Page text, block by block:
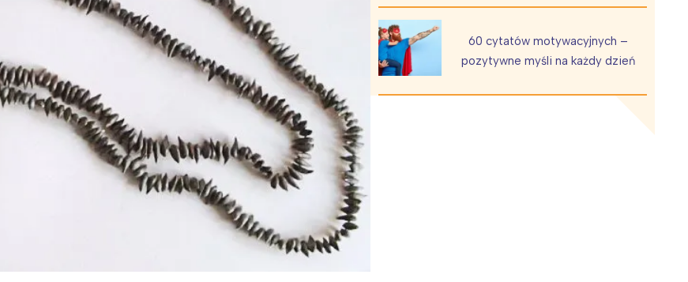
60 cytatów motywacyjnych –
pozytywne myśli na każdy dzień